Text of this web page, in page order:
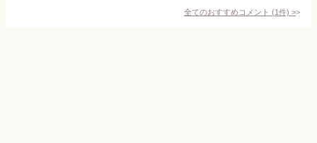
全てのおすすめコメント (1件) >